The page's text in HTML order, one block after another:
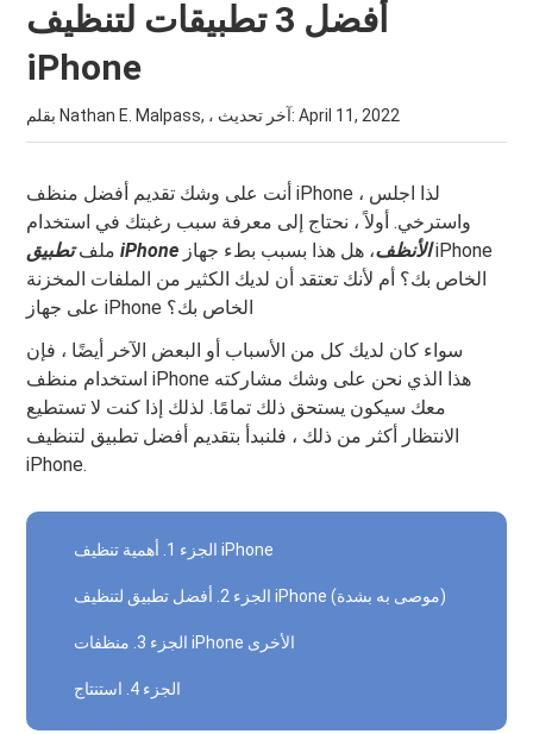
أفضل 3 تطبيقات لتنظيف
iPhone
بقلم Nathan E. Malpass, ، آخر تحديث:April 11, 2022
أنت على وشك تقديم أفضل منظف iPhone ، لذا اجلس
واسترخي. أولاً ، نحتاج إلى معرفة سبب رغبتك في استخدام
ملف
تطبيق iPhone الأنظف، هل هذا بسبب بطء جهاز iPhone
الخاص بك؟ أم لأنك تعتقد أن لديك الكثير من الملفات المخزنة
على جهاز iPhone الخاص بك؟
سواء كان لديك كل من الأسباب أو البعض الآخر أيضًا ، فإن
استخدام منظف iPhone هذا الذي نحن على وشك مشاركته
معك سيكون يستحق ذلك تمامًا. لذلك إذا كنت لا تستطيع
الانتظار أكثر من ذلك ، فلنبدأ بتقديم أفضل تطبيق لتنظيف
iPhone.
الجزء 1. أهمية تنظيف iPhone
الجزء 2. أفضل تطبيق لتنظيف iPhone (موصى به بشدة)
الجزء 3. منظفات iPhone الأخرى
الجزء 4. استنتاج